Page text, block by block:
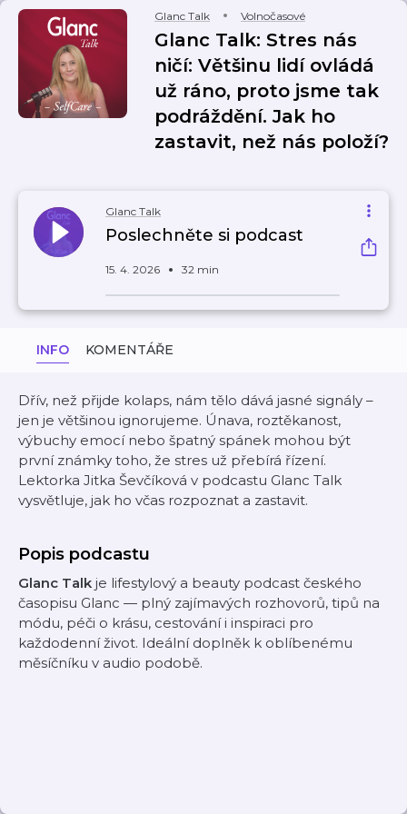
Glanc Talk Volnočasové
Glanc Talk: Stres nás
ničí: Většinu lidí ovládá
už ráno, proto jsme tak
podráždění. Jak ho
zastavit, než nás položí?
Glanc Talk
Poslechněte si podcast
15. 4. 2026 32 min
INFO KOMENTÁŘE
Dřív, než přijde kolaps, nám tělo dává jasné signály –
jen je většinou ignorujeme. Únava, roztěkanost,
výbuchy emocí nebo špatný spánek mohou být
první známky toho, že stres už přebírá řízení.
Lektorka Jitka Ševčíková v podcastu Glanc Talk
vysvětluje, jak ho včas rozpoznat a zastavit.
Popis podcastu
Glanc Talk je lifestylový a beauty podcast českého
časopisu Glanc — plný zajímavých rozhovorů, tipů na
módu, péči o krásu, cestování i inspiraci pro
každodenní život. Ideální doplněk k oblíbenému
měsíčníku v audio podobě.